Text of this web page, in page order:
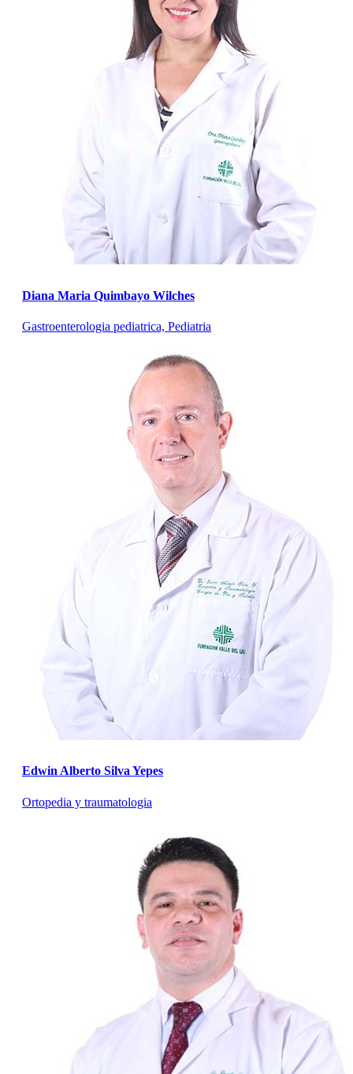
Diana Maria Quimbayo Wilches
Gastroenterologia pediatrica, Pediatria
Edwin Alberto Silva Yepes
Ortopedia y traumatologia